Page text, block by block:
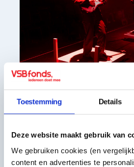
Toestemming Details
Deze website maakt gebruik van
We gebruiken cookies (en
content en advertenties te
Gerelateerde